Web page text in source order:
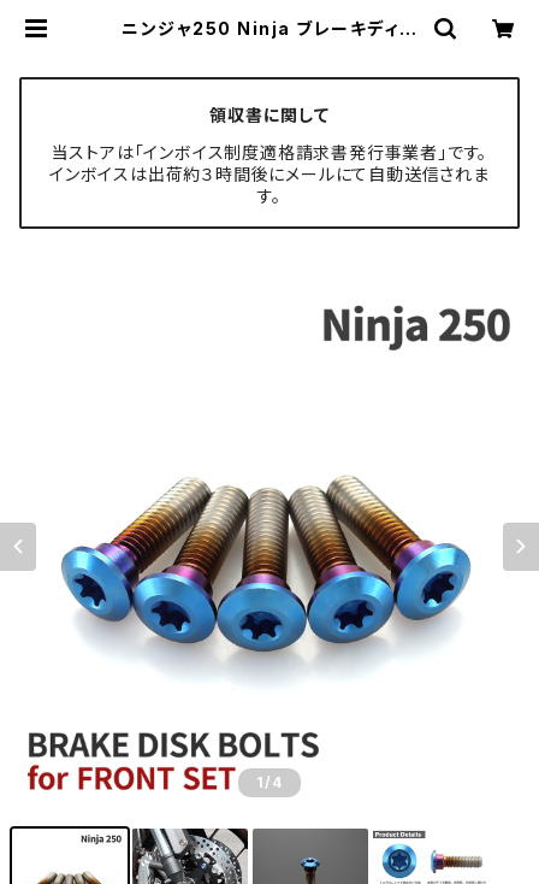
ニンジャ250 Ninja ブレーキディス
TECH-MASTER ボルト専門店
領収書に関して
当ストアは「インボイス制度適格請求書発行事業者」です。
インボイスは出荷約３時間後にメールにて自動送信されま
す。
1 /4